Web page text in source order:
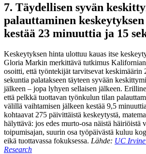
7. Täydellisen syvän
palauttaminen
kestää 23 minuuttia ja 15
Keskeytyksen hinta ulottuu kauas itse
Gloria Markin merkittävä tutkimus
osoitti, että työntekijät tarvitsevat keskimäärin
sekuntia palatakseen täyteen syvään
jälkeen – jopa lyhyen sellaisen jälkeen.
että pelkkä tuottavan työnkulun tilan
välillä vaihtamisen jälkeen kestää 9,5
kohtaavat 275 päivittäistä keskeytystä,
hälyttävä: jos edes murto-osa näistä häiriöistä
toipumisajan, suurin osa työpäivästä kuluu
eikä tuottavassa fokuksessa. Lähde: UC
Research